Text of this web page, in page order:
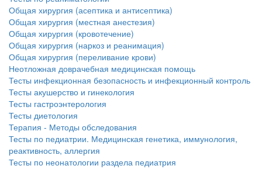
законопроект внесен в
палату на
заключается в
нахождении одного из
родителей в
больничной палате
бесплатно, в течении всего срока лечения...
Общая хирургия (асептика и антисептика)
Общая хирургия (местная анестезия)
Общая хирургия (кровотечение)
Общая хирургия (наркоз и реанимация)
Общая хирургия (переливание крови)
Неотложная доврачебная медицинская помощь
Тесты инфекционная безопасность и инфекционный контроль
Тесты акушерство и гинекология
Тесты гастроэнтерология
Тесты диетология
Терапия - Методы обследования
Тесты по педиатрии. Медицинская генетика, иммунология,
реактивность, аллергия
Тесты по неонатологии раздела педиатрия